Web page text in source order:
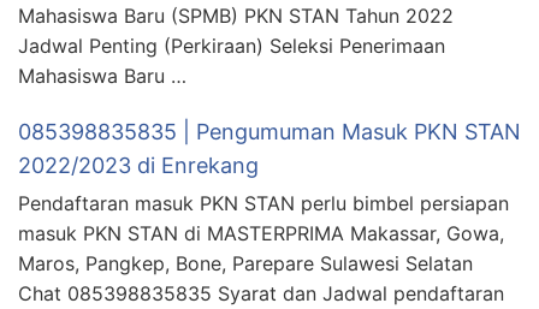
Mahasiswa Baru (SPMB) PKN STAN Tahun 2022
Jadwal Penting (Perkiraan) Seleksi Penerimaan
Mahasiswa Baru …
085398835835 | Pengumuman Masuk PKN STAN
2022/2023 di Enrekang
Pendaftaran masuk PKN STAN perlu bimbel persiapan
masuk PKN STAN di MASTERPRIMA Makassar, Gowa,
Maros, Pangkep, Bone, Parepare Sulawesi Selatan
Chat 085398835835 Syarat dan Jadwal pendaftaran